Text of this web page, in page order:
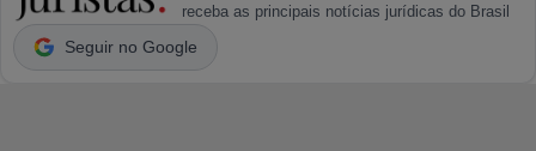
receba as principais notícias jurídicas do Brasil
Seguir no Google